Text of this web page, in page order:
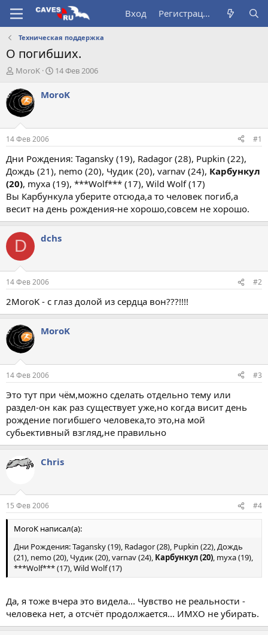
Вход Регистрация
Техническая поддержка
О погибших.
А
т
о
р
т
е
м
ы
MoroK
Д
т
а
л
14 Фев 2006
MoroK
14 Фев 2006 #1
Дни Рождения: Tagansky (19), Radagor (28), Pupkin (22),
Дождь (21), nemo (20), Чудик (20), varnav (24), Карбункул
(20), myxa (19), ***Wolf*** (17), Wild Wolf (17)
Вы Карбункула уберите отсюда,а то человек погиб,а
весит на день рождения-не хорошо,совсем не хорошо.
D dchs
14 Фев 2006 #2
2MoroK - с глаз долой из сердца вон???!!!!
MoroK
14 Фев 2006 #3
Это тут при чём,можно сделать отдельно тему или
раздел-он как раз существует уже,но когда висит день
рождение погибшего человека,то это,на мой
субьективный взгляд,не правильно
Chris
15 Фев 2006 #4
MoroK написал(а):
Дни Рождения: Tagansky (19), Radagor (28), Pupkin (22), Дождь
(21), nemo (20), Чудик (20), varnav (24), Карбункул (20), myxa (19),
***Wolf*** (17), Wild Wolf (17)
Да, я тоже вчера это видела... Чувство не реальности -
человека нет, а отсчёт продолжается... ИМХО не убирать.